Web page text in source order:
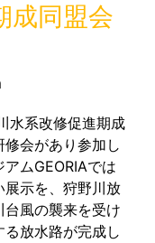
成同盟会
水系改修促進期成
会があり参加し
ムGEORIAでは
示を、狩野川放
風の襲来を受け
放水路が完成し